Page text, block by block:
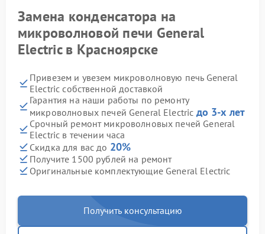
Замена конденсатора на
микроволновой печи General
Electric в Красноярске
Привезем и увезем микроволновую печь General
Electric собственной доставкой
Гарантия на наши работы по ремонту
микроволновых печей General Electric до 3-х лет
Срочный ремонт микроволновых печей General
Electric в течении часа
Скидка для вас до 20%
Получите 1500 рублей на ремонт
Оригинальные комплектующие General Electric
Получить консультацию